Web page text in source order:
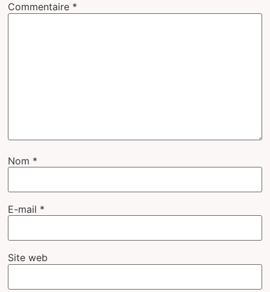
Commentaire *
Nom *
E-mail *
Site web